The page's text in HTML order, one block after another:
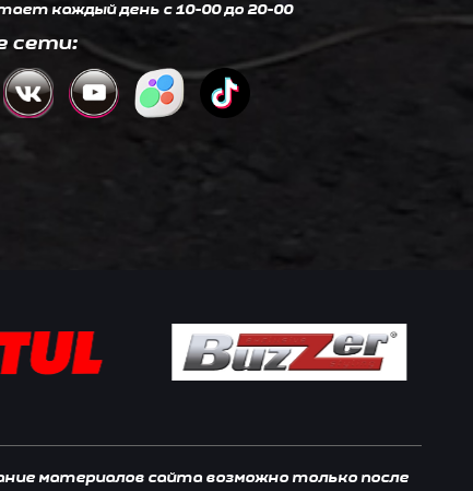
каждый день c 10-00 до 20-00
сети:
материалов сайта возможно только после